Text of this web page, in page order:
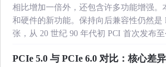
相比增加一倍外，还包含许多功能增强。
和硬件的新功能。保持向后兼容性仍然是
张，从 20 世纪 90 年代初 PCI 首次发布
PCIe 5.0 与 PCIe 6.0 对比：核心差